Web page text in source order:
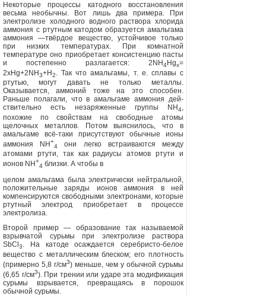
Некоторые процессы катодного вос­становления
весьма необычны. Вот лишь два примера. При
электролизе хо­лодного водного раствора хлорида
ам­мония с ртутным катодом образуется амальгама
аммония —твёрдое вещест­во, устойчивое только
при низких тем­пературах. При комнатной
температуре оно приобретает консистенцию пасты
и постепенно разлагается: 2NH4Hgx=
2xHg+2NH3+Н2. Так что амальга­мы, т. е. сплавы с
ртутью, могут давать не только металлы.
Оказывается, аммо­ний тоже на это способен.
Раньше по­лагали, что в амальгаме аммония дей­
ствительно есть незаряженные группы
NH4,
похожие по свойствам на свобод­ные атомы
щелочных металлов. Потом выяснилось, что в
амальгаме всё-таки присутствуют обычные ионы
аммония NH+
4
они легко встраиваются между
атомами ртути, так как радиусы атомов ртути и
ионов NH+
4 близки. А чтобы в
целом амальгама была электрически нейтральной,
положительные заряды ионов аммония в ней
компенсируются свободными электронами, которые
ртутный электрод приобретает в про­цессе
электролиза.
Второй пример — образование так называемой
взрывчатой сурьмы при электролизе раствора
SbCl 3.
На катоде осаждается серебристо-белое
вещество с металлическим блеском; его плот­ность
(примерно 5,8 г/см3) меньше, чем у обычной сурьмы
(6,65 г/см3). При тре­нии или ударе эта модификация
сурь­мы взрывается, превращаясь в порошок
обычной сурьмы.